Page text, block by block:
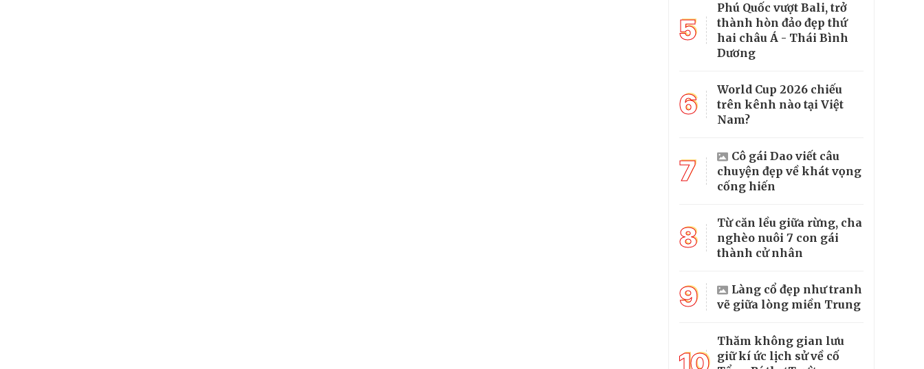
5
Phú Quốc vượt Bali, trở
thành hòn đảo đẹp thứ
hai châu Á - Thái Bình
Dương
6
World Cup 2026 chiếu
trên kênh nào tại Việt
Nam?
7
Cô gái Dao viết câu
chuyện đẹp về khát vọng
cống hiến
8
Từ căn lều giữa rừng, cha
nghèo nuôi 7 con gái
thành cử nhân
9
Làng cổ đẹp như tranh
vẽ giữa lòng miền Trung
Thăm không gian lưu
giữ kí ức lịch sử về cố